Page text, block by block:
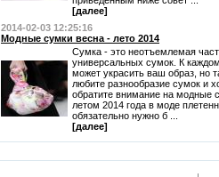
[далее]
2014-02-03 12:25:16
Модные сумки весна - лето 2014
Сумка - это неотъемлемая
универсальных сумок. К
может украсить ваш образ, но
любите разнообразие сумок и
обратите внимание на модные
летом 2014 года в моде
обязательно нужно б ...
[далее]